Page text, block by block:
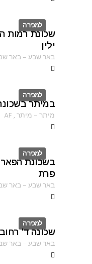
למכירה
ID
שכונת רמות
ילין
באר שבע–באר
למכירה
ID
במיתר
מיתר– מיתר,
AF
למכירה
ID
בשכונת
פרת
באר שבע–באר
למכירה
ID
שכונה ד' רחוב
באר שבע–באר